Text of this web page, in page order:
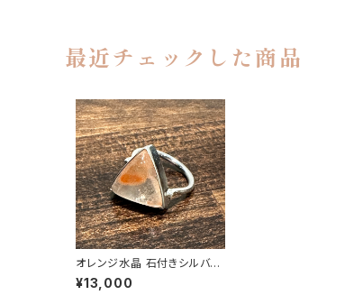
最近チェックした商品
オレンジ水晶 石付きシルバー
リング |石彩-木目金・高級シ
ルバーリング
¥13,000